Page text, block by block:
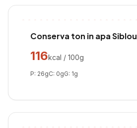
Conserva ton in apa Siblou
116kcal / 100g
P: 26gC: 0gG: 1g